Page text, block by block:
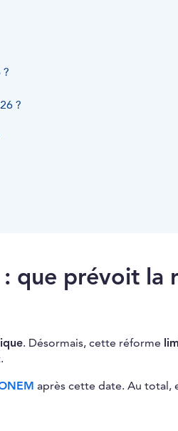
?
que prévoit la
. Désormais, cette réforme
après cette date. Au total,